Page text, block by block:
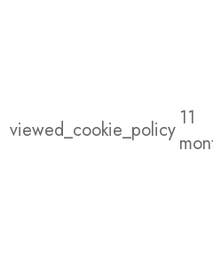
viewed_cookie_policy 11